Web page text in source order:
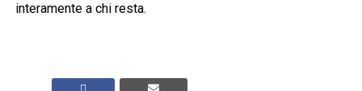
interamente a chi resta.